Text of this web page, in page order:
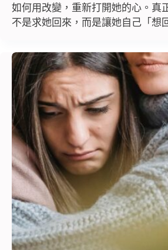
如何用改變，重新打開她的心。真
不是求她回來，而是讓她自己「想